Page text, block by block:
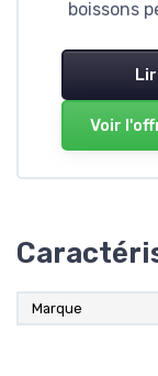
boissons
Voir
Marque